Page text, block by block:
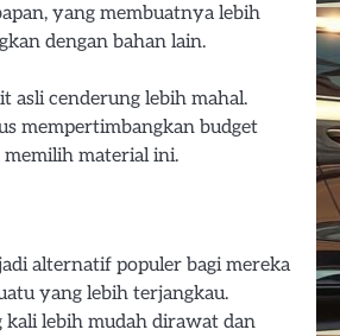
yang membuatnya lebih
dengan bahan lain.
asli cenderung lebih mahal.
mempertimbangkan budget
memilih material ini.
alternatif populer bagi mereka
yang lebih terjangkau.
lebih mudah dirawat dan